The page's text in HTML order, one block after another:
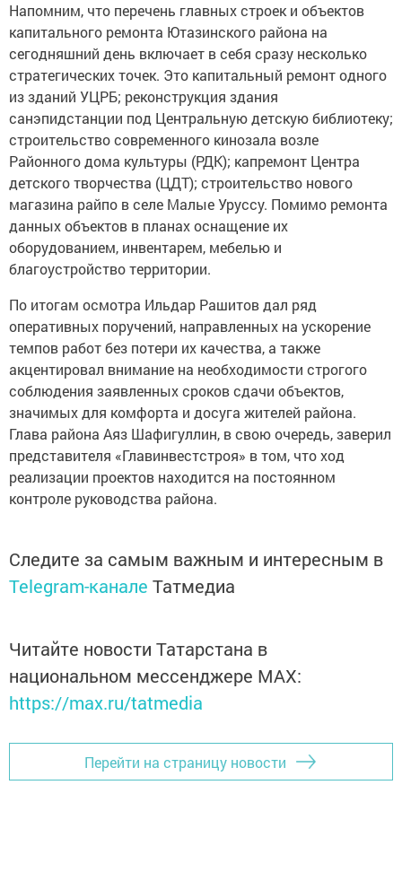
Напомним, что перечень главных строек и объектов
капитального ремонта Ютазинского района на
сегодняшний день включает в себя сразу несколько
стратегических точек. Это капитальный ремонт одного
из зданий УЦРБ; реконструкция здания
санэпидстанции под Центральную детскую библиотеку;
строительство современного кинозала возле
Районного дома культуры (РДК); капремонт Центра
детского творчества (ЦДТ); строительство нового
магазина райпо в селе Малые Уруссу. Помимо ремонта
данных объектов в планах оснащение их
оборудованием, инвентарем, мебелью и
благоустройство территории.
По итогам осмотра Ильдар Рашитов дал ряд
оперативных поручений, направленных на ускорение
темпов работ без потери их качества, а также
акцентировал внимание на необходимости строгого
соблюдения заявленных сроков сдачи объектов,
значимых для комфорта и досуга жителей района.
Глава района Аяз Шафигуллин, в свою очередь, заверил
представителя «Главинвестстроя» в том, что ход
реализации проектов находится на постоянном
контроле руководства района.
Следите за самым важным и интересным в
Telegram-канале Татмедиа
Читайте новости Татарстана в
национальном мессенджере MАХ:
https://max.ru/tatmedia
Перейти на страницу новости